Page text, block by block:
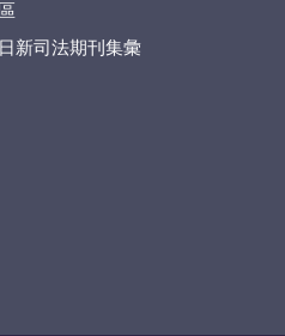
區
日新司法期刊集彙